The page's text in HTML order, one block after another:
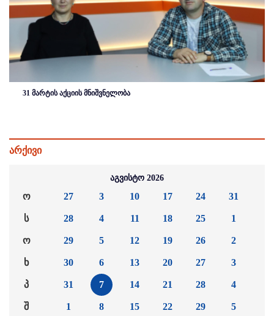
31 მარტის აქციის მნიშვნელობა
არქივი
აგვისტო 2026
ო
ს
ო
ხ
პ
შ
27
28
29
30
31
1
3
4
5
6
7
8
10
11
12
13
14
15
17
18
19
20
21
22
24
25
26
27
28
29
31
1
2
3
4
5